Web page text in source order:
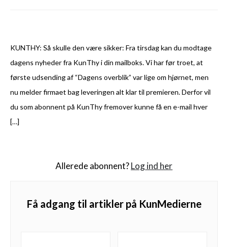
KUNTHY: Så skulle den være sikker: Fra tirsdag kan du modtage
dagens nyheder fra KunThy i din mailboks. Vi har før troet, at
første udsending af “Dagens overblik” var lige om hjørnet, men
nu melder firmaet bag leveringen alt klar til premieren. Derfor vil
du som abonnent på KunThy fremover kunne få en e-mail hver
[…]
Allerede abonnent?Log ind her
Få adgang til artikler på KunMedierne